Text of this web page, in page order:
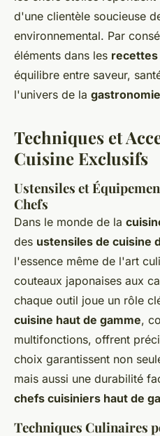
d'une clientèle soucieuse
environnemental. Par
éléments dans les
équilibre entre saveur,
l'univers de la
Techniques et
Cuisine Exclusifs
Ustensiles et
Chefs
Dans le monde de la
des ustensiles de cuisine
l'essence même de l'art
couteaux japonaises aux
chaque outil joue un rôle
cuisine haut de gamme,
multifonctions, offrent
choix garantissent non
mais aussi une durabilité
chefs cuisiniers haut de
Techniques Culinaires